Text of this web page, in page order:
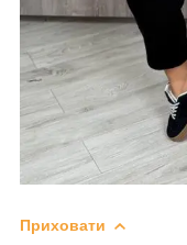
Приховати